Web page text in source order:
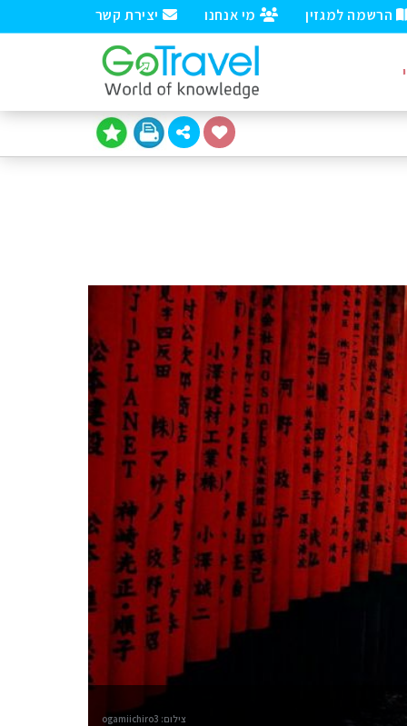
יצירת קשר מי אנחנו הרשמה למגזין
צילום: ogamiichiro3